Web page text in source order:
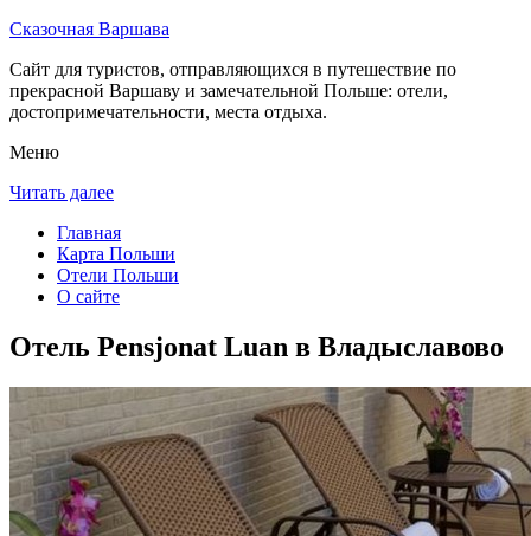
Сказочная Варшава
Сайт для туристов, отправляющихся в путешествие по
прекрасной Варшаву и замечательной Польше: отели,
достопримечательности, места отдыха.
Меню
Читать далее
Главная
Карта Польши
Отели Польши
О сайте
Отель Pensjonat Luan в Владыславово